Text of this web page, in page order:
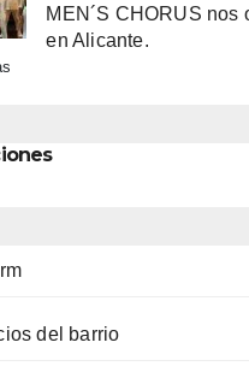
MEN´S CHORUS nos
en Alicante.
del barrio